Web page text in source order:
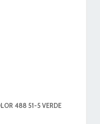
488 51-5 VERDE